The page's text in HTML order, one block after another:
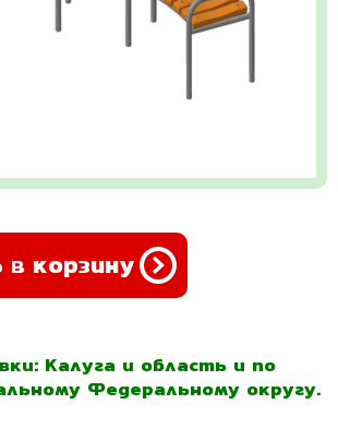
корзину
Калуга и область и по
Федеральному округу.